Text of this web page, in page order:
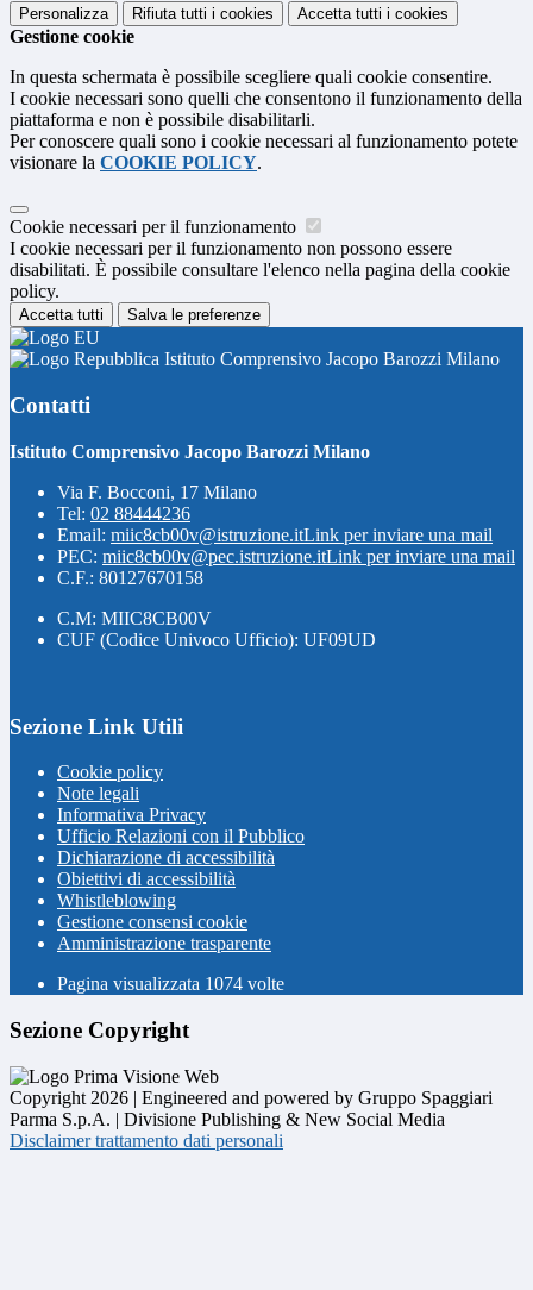
Personalizza Rifiuta tutti i cookies Accetta tutti i cookies
Gestione cookie
In questa schermata è possibile scegliere quali cookie consentire.
I cookie necessari sono quelli che consentono il funzionamento della
piattaforma e non è possibile disabilitarli.
Per conoscere quali sono i cookie necessari al funzionamento potete
visionare la COOKIE POLICY.
Cookie necessari per il funzionamento
I cookie necessari per il funzionamento non possono essere
disabilitati. È possibile consultare l'elenco nella pagina della cookie
policy.
Accetta tutti Salva le preferenze
Istituto Comprensivo Jacopo Barozzi Milano
Contatti
Istituto Comprensivo Jacopo Barozzi Milano
Via F. Bocconi, 17 Milano
Tel: 02 88444236
Email: miic8cb00v@istruzione.itLink per inviare una mail
PEC: miic8cb00v@pec.istruzione.itLink per inviare una mail
C.F.: 80127670158
C.M: MIIC8CB00V
CUF (Codice Univoco Ufficio): UF09UD
Sezione Link Utili
Cookie policy
Note legali
Informativa Privacy
Ufficio Relazioni con il Pubblico
Dichiarazione di accessibilità
Obiettivi di accessibilità
Whistleblowing
Gestione consensi cookie
Amministrazione trasparente
Pagina visualizzata 1074 volte
Sezione Copyright
Copyright 2026 | Engineered and powered by Gruppo Spaggiari
Parma S.p.A. | Divisione Publishing & New Social Media
Disclaimer trattamento dati personali